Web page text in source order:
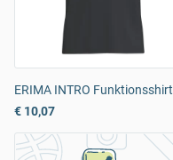
ERIMA INTRO Funktionsshirt
€ 10,07